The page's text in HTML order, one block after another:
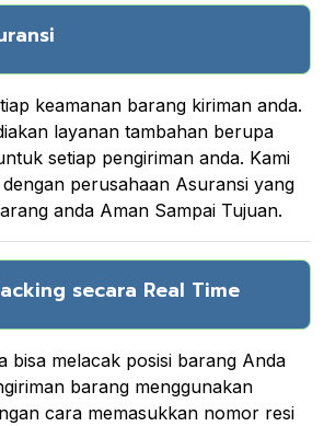
keamanan barang kiriman anda.
layanan tambahan berupa
setiap pengiriman anda. Kami
perusahaan Asuransi yang
anda Aman Sampai Tujuan.
secara Real Time
bisa melacak posisi barang Anda
barang menggunakan
cara memasukkan nomor resi